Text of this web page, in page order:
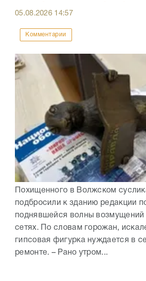
05.08.2026 14:57
Комментарии
Похищенного в Волжском
подбросили к зданию редакции
поднявшейся волны возмущений
сетях. По словам горожан,
гипсовая фигурка нуждается в
ремонте. – Рано утром...